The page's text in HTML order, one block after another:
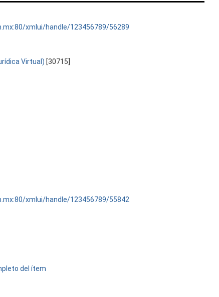
xmlui/handle/123456789/56289
Virtual) [30715]
xmlui/handle/123456789/55842
del ítem